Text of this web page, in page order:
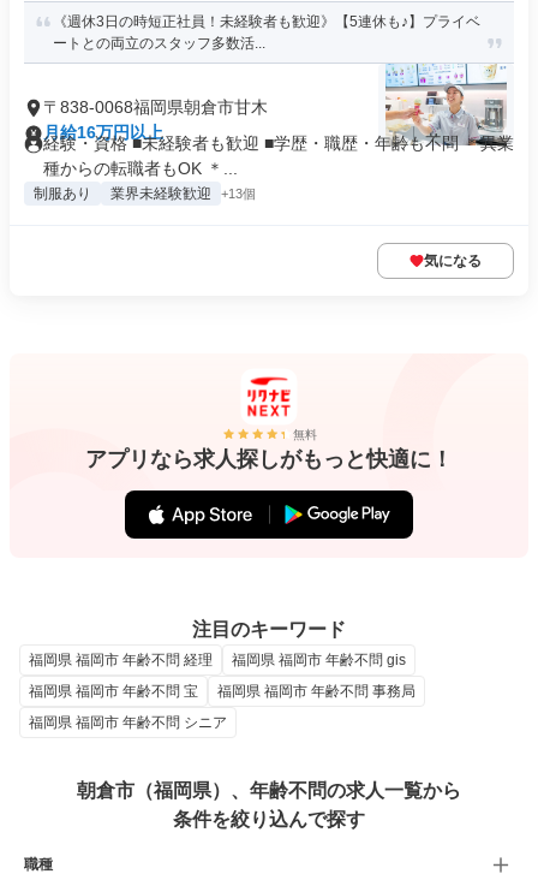
《週休3日の時短正社員！未経験者も歓迎》【5連休も♪】プライベ
ートとの両立のスタッフ多数活...
〒838-0068福岡県朝倉市甘木
月給16万円以上
経験・資格 ■未経験者も歓迎 ■学歴・職歴・年齢も不問 ＊異業
種からの転職者もOK ＊...
制服あり 業界未経験歓迎 +13個
気になる
無料
アプリなら求人探しがもっと快適に！
注目のキーワード
福岡県 福岡市 年齢不問 経理
福岡県 福岡市 年齢不問 gis
福岡県 福岡市 年齢不問 宝
福岡県 福岡市 年齢不問 事務局
福岡県 福岡市 年齢不問 シニア
朝倉市（福岡県）、年齢不問の求人一覧から
条件を絞り込んで探す
職種